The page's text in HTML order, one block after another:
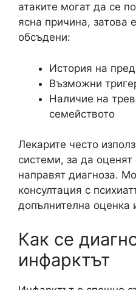
атаките могат да се
ясна причина, затова
обсъдени:
История на
Възможни
Наличие на
семейството
Лекарите често
системи, за да
направят диагноза.
консултация с
допълнителна оценка
Как се
инфарктът